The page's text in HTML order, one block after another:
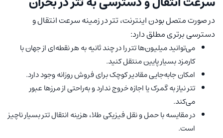
در صورت متصل بودن اینترنت، تتر در زمینه سرعت انتقال و
دسترسی برتری مطلق دارد:
می‌توانید میلیون‌ها تتر را در چند ثانیه به هر نقطه‌ای از جهان با
کارمزد بسیار پایین منتقل کنید.
امکان جابه‌جایی مقادیر کوچک برای فروش روزانه وجود دارد.
تتر نیاز به گمرک یا اجازه خروج ندارد و به‌راحتی از مرزها عبور
می‌کند.
در مقایسه با حمل‌ و نقل فیزیکی طلا، هزینه انتقال تتر بسیار ناچیز
است.